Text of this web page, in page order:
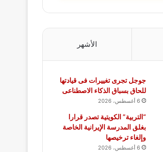
الأشهر
جوجل تجرى تغييرات فى قيادتها
للحاق بسباق الذكاء الاصطناعى
6 أغسطس، 2026
“التربية” الكويتية تصدر قرارا
بغلق المدرسة الإيرانية الخاصة
وإلغاء ترخيصها
6 أغسطس، 2026